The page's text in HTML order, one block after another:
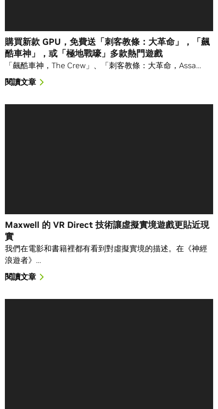
購買新款 GPU，免費送「刺客教條：大革命」，「飆
酷車神」，或「極地戰嚎」多款熱門遊戲
「飆酷車神，The Crew」、「刺客教條：大革命，Assa…
閱讀文章
Maxwell 的 VR Direct 技術讓虛擬實境遊戲更貼近現
實
我們在電影和書籍裡都有看到對虛擬實境的描述。在《神經
浪遊者》…
閱讀文章